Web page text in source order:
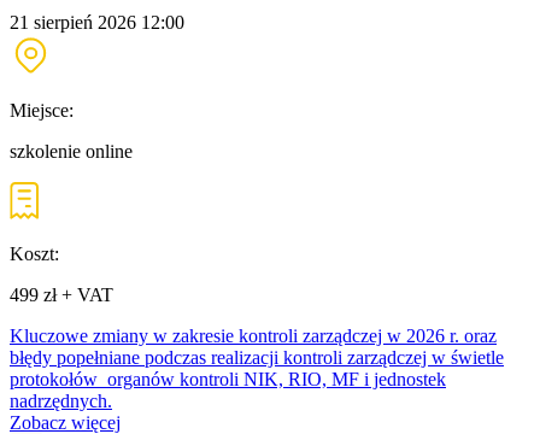
21 sierpień 2026 12:00
Miejsce:
szkolenie online
Koszt:
499 zł + VAT
Kluczowe zmiany w zakresie kontroli zarządczej w 2026 r. oraz
błędy popełniane podczas realizacji kontroli zarządczej w świetle
protokołów organów kontroli NIK, RIO, MF i jednostek
nadrzędnych.
Zobacz więcej